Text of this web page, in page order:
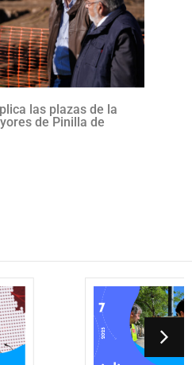
las plazas de la
de Pinilla de